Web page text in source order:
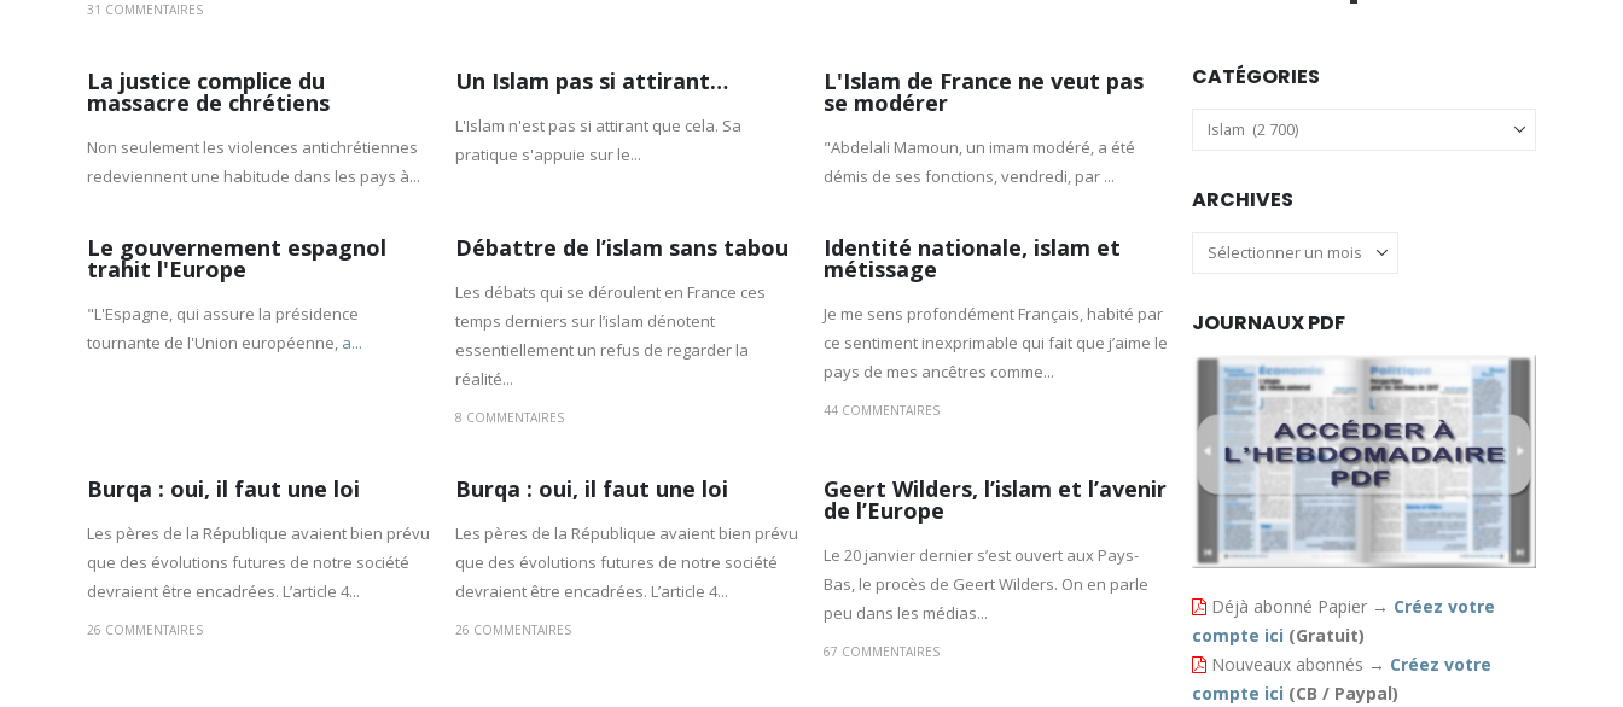
31 COMMENTAIRES
La justice complice du
massacre de chrétiens
Non seulement les violences antichrétiennes
redeviennent une habitude dans les pays à...
Un Islam pas si attirant…
L'Islam n'est pas si attirant que cela. Sa
pratique s'appuie sur le...
L'Islam de France ne veut pas
se modérer
"Abdelali Mamoun, un imam modéré, a été
démis de ses fonctions, vendredi, par ...
Le gouvernement espagnol
trahit l'Europe
"L'Espagne, qui assure la présidence
tournante de l'Union européenne, a...
Débattre de l’islam sans tabou
Les débats qui se déroulent en France ces
temps derniers sur l’islam dénotent
essentiellement un refus de regarder la
réalité...
8 COMMENTAIRES
Identité nationale, islam et
métissage
Je me sens profondément Français, habité par
ce sentiment inexprimable qui fait que j’aime le
pays de mes ancêtres comme...
44 COMMENTAIRES
Burqa : oui, il faut une loi
Les pères de la République avaient bien prévu
que des évolutions futures de notre société
devraient être encadrées. L’article 4...
26 COMMENTAIRES
Burqa : oui, il faut une loi
Les pères de la République avaient bien prévu
que des évolutions futures de notre société
devraient être encadrées. L’article 4...
26 COMMENTAIRES
Geert Wilders, l’islam et l’avenir
de l’Europe
Le 20 janvier dernier s’est ouvert aux Pays-
Bas, le procès de Geert Wilders. On en parle
peu dans les médias...
67 COMMENTAIRES
CATÉGORIES
Catégories
ARCHIVES
Archives
JOURNAUX PDF
Déjà abonné Papier → Créez votre
compte ici (Gratuit)
Nouveaux abonnés → Créez votre
compte ici (CB / Paypal)